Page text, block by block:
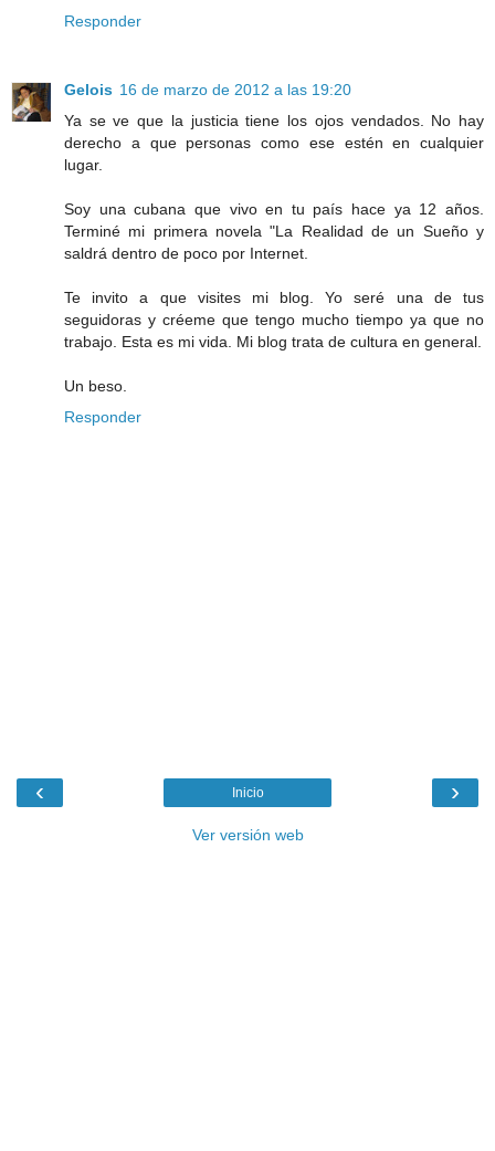
Responder
Gelois 16 de marzo de 2012 a las 19:20
Ya se ve que la justicia tiene los ojos vendados. No hay
derecho a que personas como ese estén en cualquier
lugar.
Soy una cubana que vivo en tu país hace ya 12 años.
Terminé mi primera novela "La Realidad de un Sueño y
saldrá dentro de poco por Internet.
Te invito a que visites mi blog. Yo seré una de tus
seguidoras y créeme que tengo mucho tiempo ya que no
trabajo. Esta es mi vida. Mi blog trata de cultura en general.
Un beso.
Responder
‹ ›
Inicio
Ver versión web